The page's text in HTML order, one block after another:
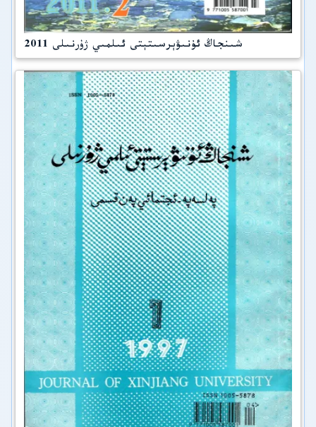
شىنجاڭ ئۇنىۋېرسىتېتى ئىلمىي ژۇرنىلى 2011